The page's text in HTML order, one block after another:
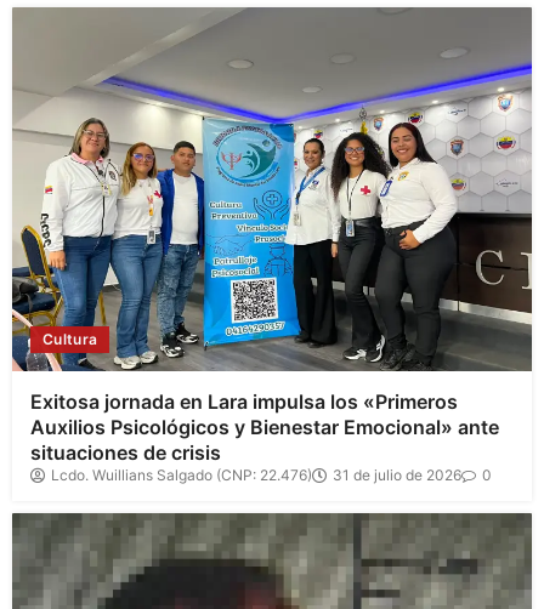
Cultura
Exitosa jornada en Lara impulsa los «Primeros
Auxilios Psicológicos y Bienestar Emocional» ante
situaciones de crisis
Lcdo. Wuillians Salgado (CNP: 22.476) 31 de julio de 2026 0